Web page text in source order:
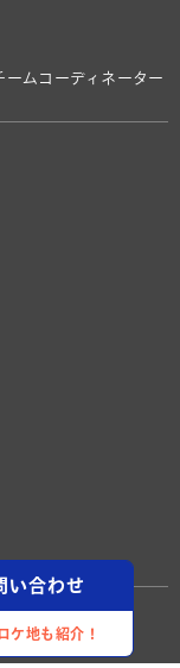
い合わせ
ケ地も紹介！
ーム コーディネーター